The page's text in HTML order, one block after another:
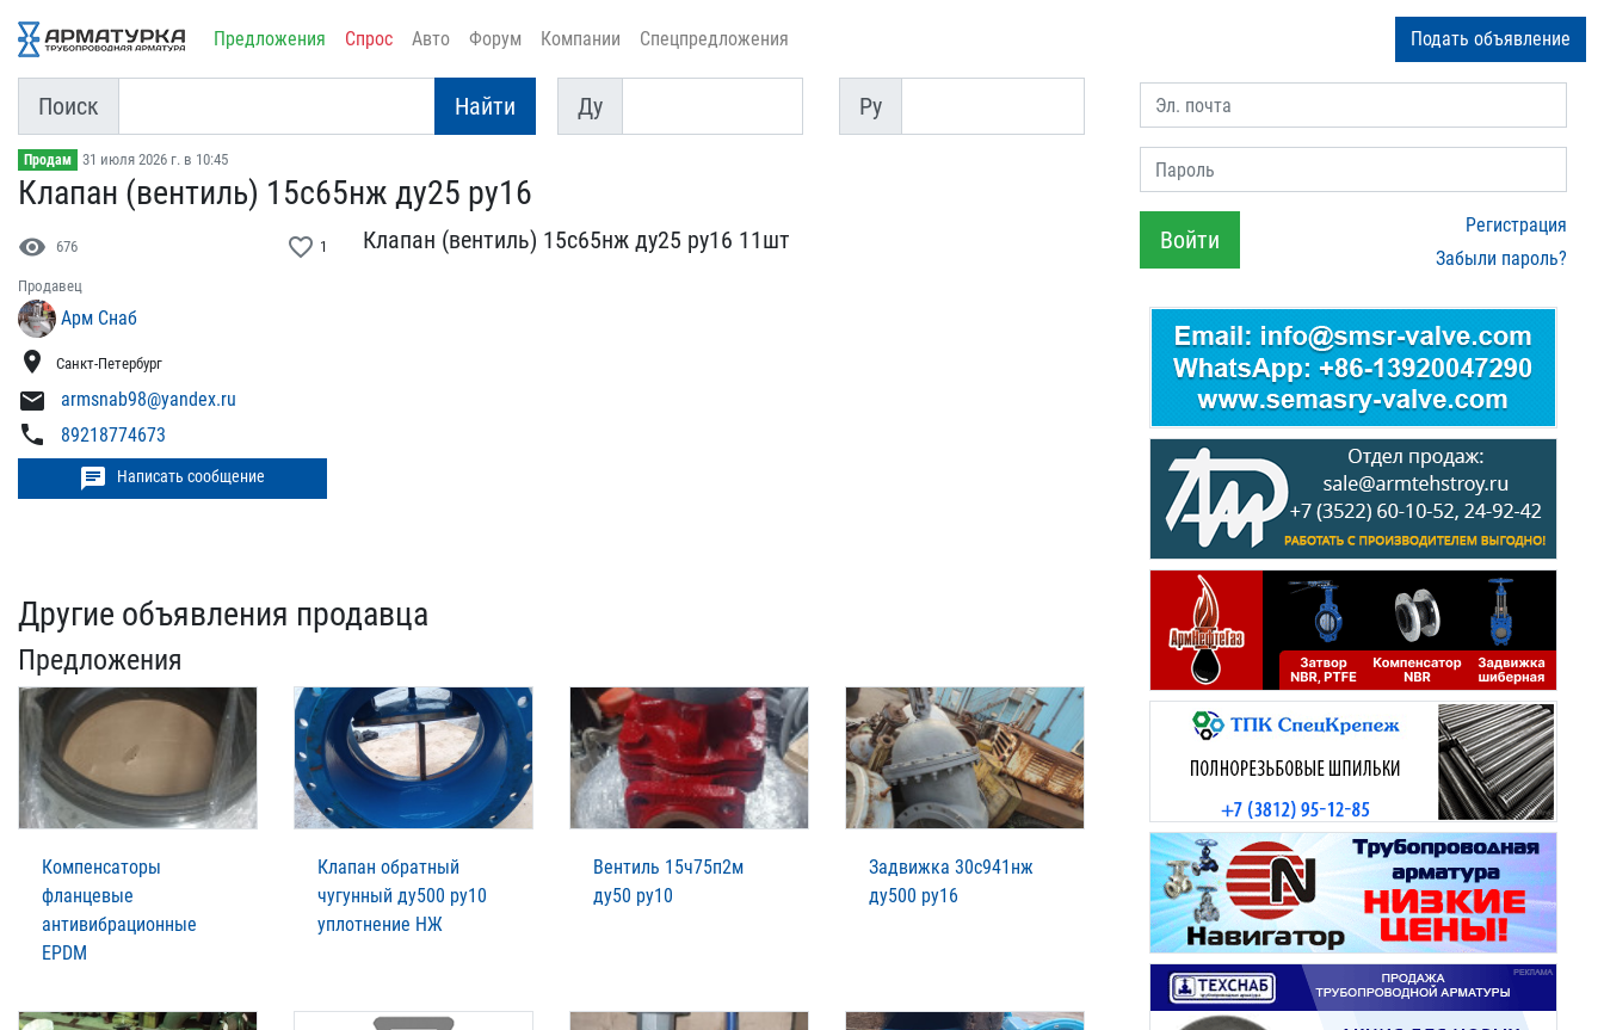
Предложения Спрос Авто Форум Компании Спецпредложения Подать объявление
Поиск Найти
Ду
Ду
Py
Py
Продам 31 июля 2026 г. в 10:45
Клапан (вентиль) 15с65нж​ ду25 ру16
visibility 676 favorite_border 1
Продавец
Арм Снаб
location_on Санкт-Петербург
mail armsnab98@yandex.ru
phone 89218774673
chat Написать сообщение
Клапан (вентиль) 15с65нж​ ду25 ру16 11шт
Другие объявления продавца
Предложения
Компенсаторы
фланцевые
антивибрационные
EPDM
Клапан обратный
чугунный ду500 ру10
уплотнение НЖ
Вентиль 15ч75п2м
ду50 ру10
Задвижка 30с941нж
ду500 ру16
Эл. почта
Пароль
Войти
Регистрация
Забыли пароль?